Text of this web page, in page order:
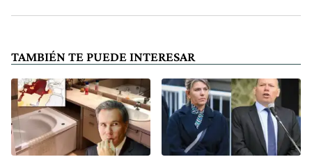
TAMBIÉN TE PUEDE INTERESAR